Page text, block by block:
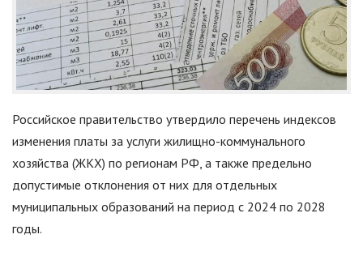
Российское правительство утвердило перечень индексов
изменения платы за услуги жилищно-коммунального
хозяйства (ЖКХ) по регионам РФ, а также предельно
допустимые отклонения от них для отдельных
муниципальных образований на период с 2024 по 2028
годы.